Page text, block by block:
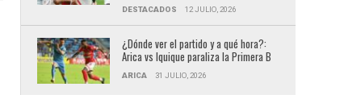
DESTACADOS 12 JULIO, 2026
¿Dónde ver el partido y a qué hora?:
Arica vs Iquique paraliza la Primera B
ARICA 31 JULIO, 2026